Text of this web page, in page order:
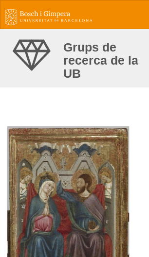
Grups de
recerca de la
UB